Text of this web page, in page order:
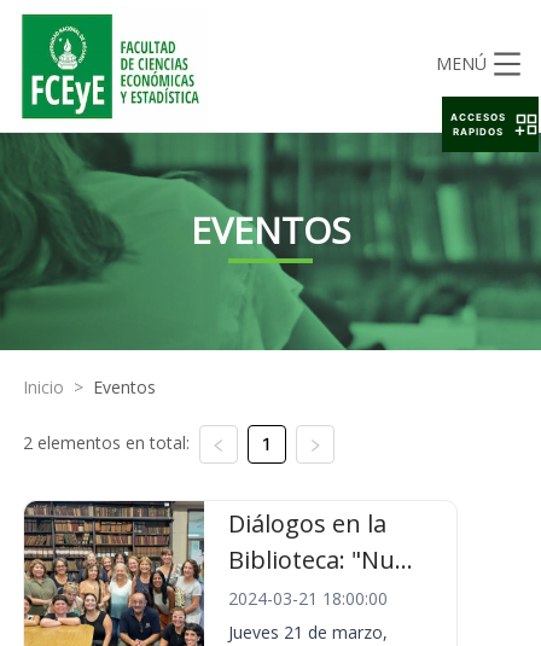
MENÚ
EVENTOS
Inicio > Eventos
2 elementos en total: 1
Diálogos en la
Biblioteca: "Nu...
2024-03-21 18:00:00
Jueves 21 de marzo,
ACCESOS
RAPIDOS